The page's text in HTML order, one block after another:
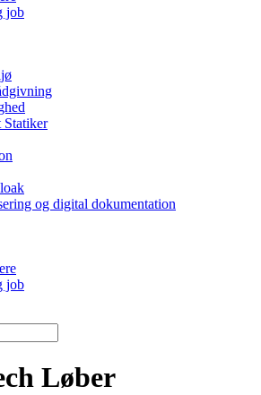
job
Statiker
og digital dokumentation
job
Løber